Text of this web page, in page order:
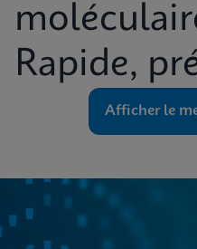
Rapide,
Afficher le